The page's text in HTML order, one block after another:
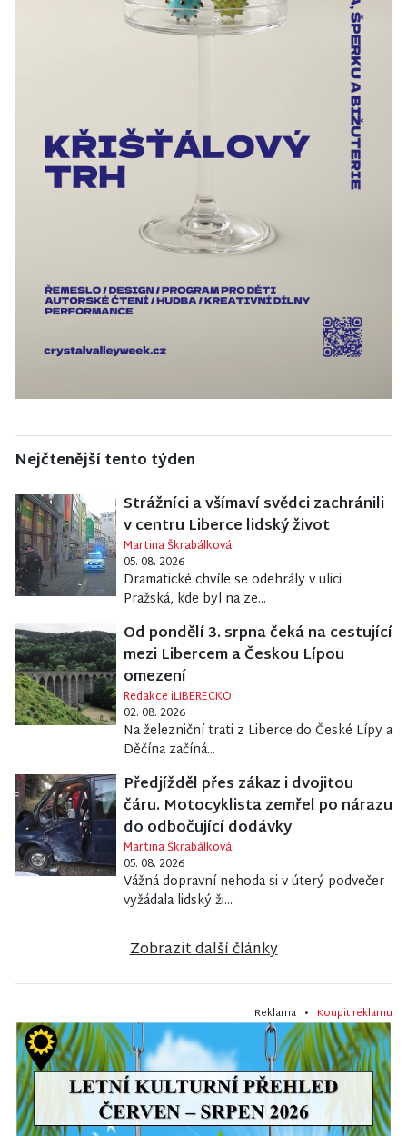
Nejčtenější tento týden
Strážníci a všímaví svědci zachránili
v centru Liberce lidský život
Martina Škrabálková
05. 08. 2026
Dramatické chvíle se odehrály v ulici
Pražská, kde byl na ze...
Od pondělí 3. srpna čeká na cestující
mezi Libercem a Českou Lípou
omezení
Redakce iLIBERECKO
02. 08. 2026
Na železniční trati z Liberce do České Lípy a
Děčína začíná...
Předjížděl přes zákaz i dvojitou
čáru. Motocyklista zemřel po nárazu
do odbočující dodávky
Martina Škrabálková
05. 08. 2026
Vážná dopravní nehoda si v úterý podvečer
vyžádala lidský ži...
Zobrazit další články
Reklama • Koupit reklamu